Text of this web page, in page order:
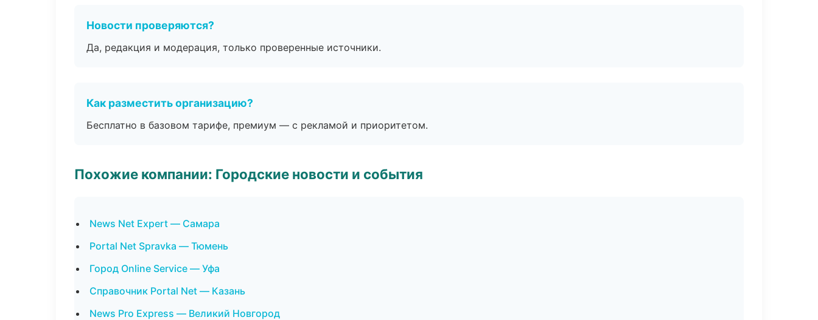
Новости проверяются?
Да, редакция и модерация, только проверенные источники.
Как разместить организацию?
Бесплатно в базовом тарифе, премиум — с рекламой и приоритетом.
Похожие компании: Городские новости и события
News Net Expert — Самара
Portal Net Spravka — Тюмень
Город Online Service — Уфа
Справочник Portal Net — Казань
News Pro Express — Великий Новгород